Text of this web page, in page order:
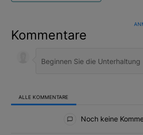
Kommentare
ALLE KOMMENTARE
Noch keine